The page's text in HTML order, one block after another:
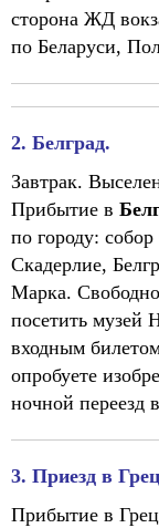
сторона ЖД
по Беларуси,
2. Белград.
Завтрак.
Прибытие в
по городу:
Скадерлие,
Марка.
посетить музей
входным
опробуете
ночной переезд
3. Приезд в
Прибытие в